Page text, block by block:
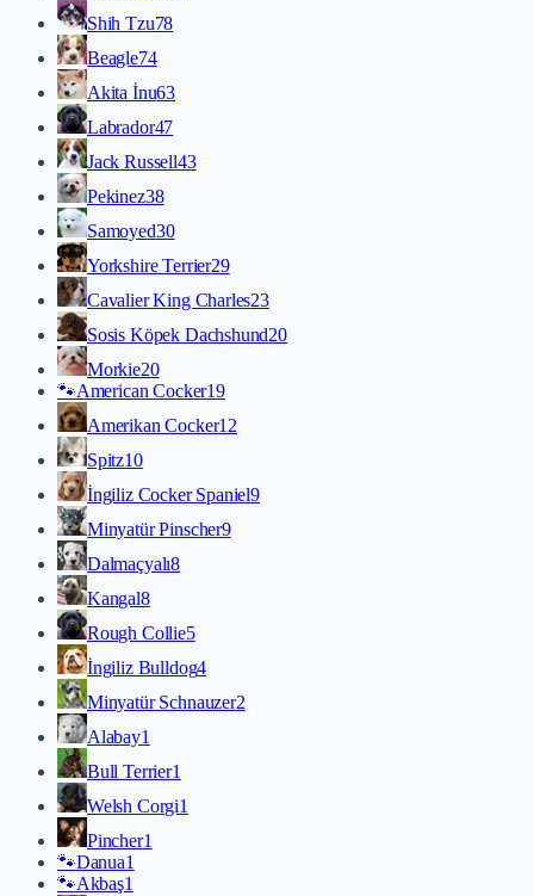
Shih Tzu78
Beagle74
Akita İnu63
Labrador47
Jack Russell43
Pekinez38
Samoyed30
Yorkshire Terrier29
Cavalier King Charles23
Sosis Köpek Dachshund20
Morkie20
🐾American Cocker19
Amerikan Cocker12
Spitz10
İngiliz Cocker Spaniel9
Minyatür Pinscher9
Dalmaçyalı8
Kangal8
Rough Collie5
İngiliz Bulldog4
Minyatür Schnauzer2
Alabay1
Bull Terrier1
Welsh Corgi1
Pincher1
🐾Danua1
🐾Akbaş1